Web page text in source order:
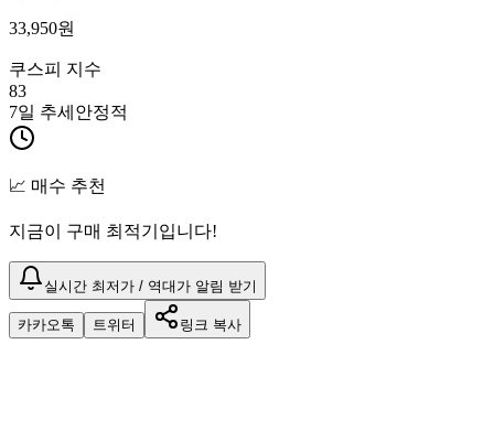
33,950원
쿠스피 지수
83
7일 추세 안정적
📈 매수 추천
지금이 구매 최적기입니다!
실시간 최저가 / 역대가 알림 받기
카카오톡 트위터 링크 복사